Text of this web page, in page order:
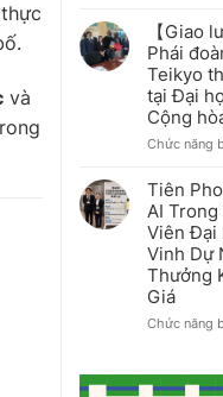
và
【Giao
Phái
Teikyo
tại Đại
Cộng
Chức năng
Tiên
AI Trong
Viên Đại
Vinh Dự
Thưởng
Giá
Chức năng